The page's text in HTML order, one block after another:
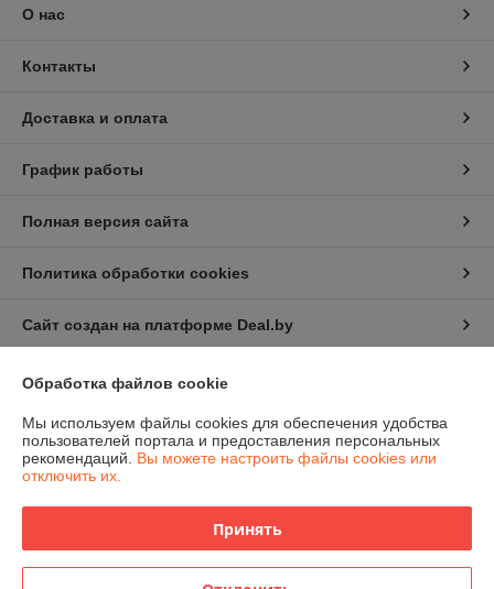
О нас
Контакты
Доставка и оплата
График работы
Полная версия сайта
Политика обработки cookies
Сайт создан на платформе Deal.by
Информация для покупателя
Юридическое лицо:ЧПТУП "Белфрезмет"
220047 г. Минск, Селицкого 21, комн. 13Е
Регистрационный номер ЕГР: 191499355
Регистрационный орган: Управление экономики администрации
Заводского района
Обработка файлов cookie
Мы используем файлы cookies для обеспечения удобства
пользователей портала и предоставления персональных
рекомендаций. Вы можете настроить файлы cookies или
отключить их.
Принять